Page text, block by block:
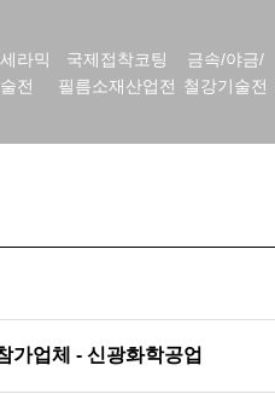
라믹
전
국제접착코팅
필름소재산업전
금속/야금/
철강기술전
업체 - 신광화학공업